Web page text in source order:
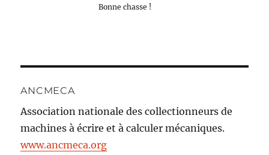
Bonne chasse !
ANCMECA
Association nationale des collectionneurs de
machines à écrire et à calculer mécaniques.
www.ancmeca.org